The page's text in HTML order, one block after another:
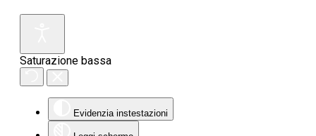
Saturazione bassa
Evidenzia instestazioni